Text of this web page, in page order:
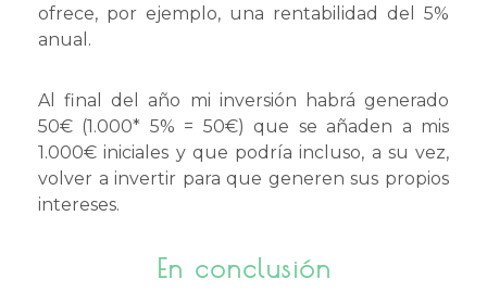
ofrece, por ejemplo, una rentabilidad del 5%
anual.
Al final del año mi inversión habrá generado
50€ (1.000* 5% = 50€) que se añaden a mis
1.000€ iniciales y que podría incluso, a su vez,
volver a invertir para que generen sus propios
intereses.
En conclusión